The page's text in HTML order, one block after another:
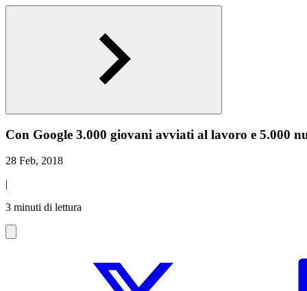
Con Google 3.000 giovani avviati al lavoro e 5.000
28 Feb, 2018
|
3 minuti di lettura